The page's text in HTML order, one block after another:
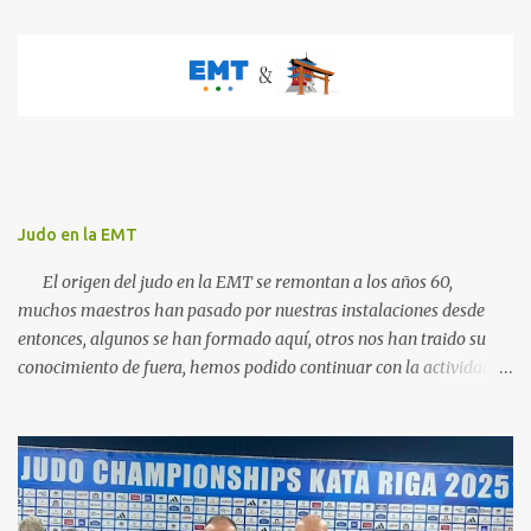
Judo en la EMT
El origen del judo en la EMT se remontan a los años 60,
muchos maestros han pasado por nuestras instalaciones desde
entonces, algunos se han formado aquí, otros nos han traido su
conocimiento de fuera, hemos podido continuar con la actividad
se han ido encargando de las diferentes actividades sociales han
visto en el judo un "valor", algo que continuamos realizando igual,
con el cariño que antiguas generaciones de judocas continuan